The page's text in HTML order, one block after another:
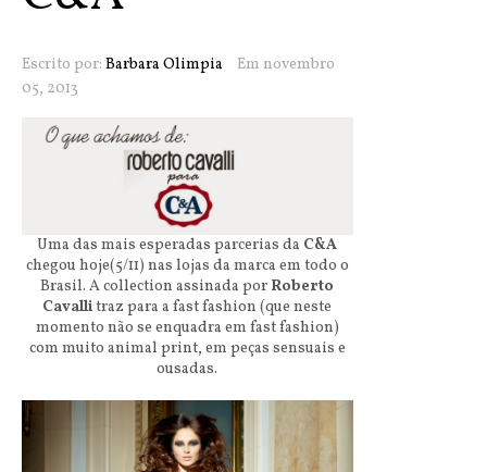
Escrito por: Barbara Olimpia
Em novembro
05, 2013
Uma das mais esperadas parcerias da C&A
chegou hoje(5/11) nas lojas da marca em todo o
Brasil. A collection assinada por Roberto
Cavallitraz para a fast fashion (que neste
momento não se enquadra em fast fashion)
com muito animal print, em peças sensuais e
ousadas.